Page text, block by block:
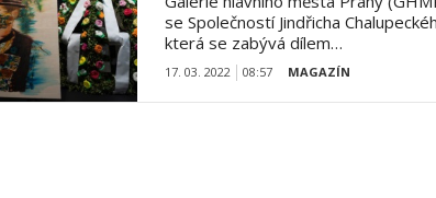
se Společností Jindřicha
která se zabývá dílem…
17. 03. 2022 08:57 MAGAZÍN